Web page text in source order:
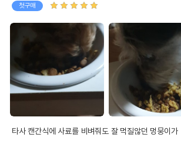
첫구매
타사 캔간식에 사료를 비벼줘도 잘 먹질않던 멍뭉이